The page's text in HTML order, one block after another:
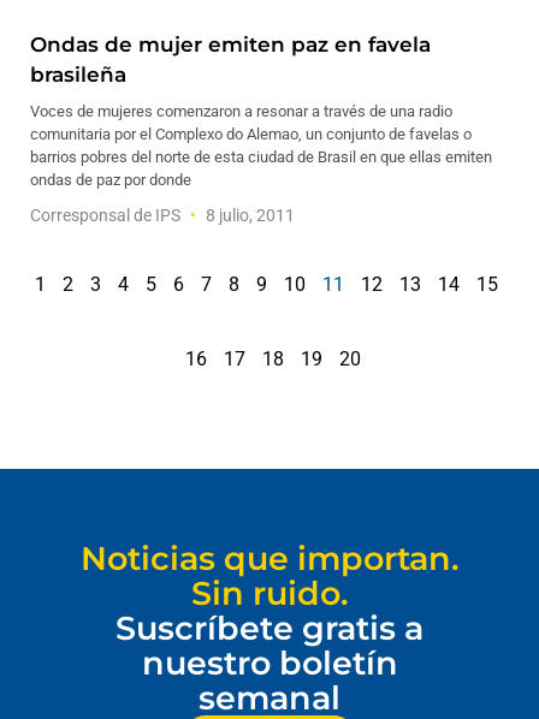
Ondas de mujer emiten paz en favela
brasileña
Voces de mujeres comenzaron a resonar a través de una radio
comunitaria por el Complexo do Alemao, un conjunto de favelas o
barrios pobres del norte de esta ciudad de Brasil en que ellas emiten
ondas de paz por donde
Corresponsal de IPS 8 julio, 2011
1 2 3 4 5 6 7 8 9 10 11 12 13 14 15
16 17 18 19 20
Noticias que importan.
Sin ruido.
Suscríbete gratis a
nuestro boletín
semanal